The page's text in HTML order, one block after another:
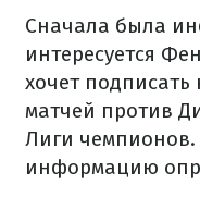
Сначала была
интересуется
хочет
матчей против
Лиги чемпионов.
информацию